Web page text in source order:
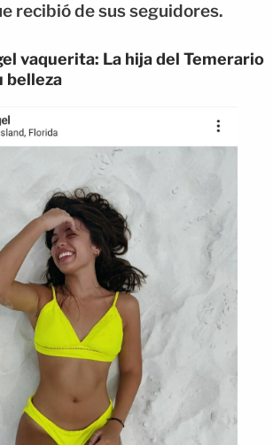
recibió de sus seguidores.
vaquerita: La hija del Temerario
belleza